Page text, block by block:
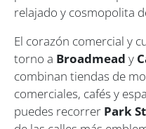
relajado y cosmopolita
El corazón comercial y
torno a Broadmead y
combinan tiendas de
comerciales, cafés y
puedes recorrer Park